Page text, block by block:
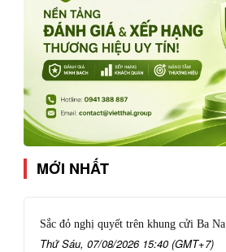
MỚI NHẤT
Sắc đỏ nghị quyết trên khung cửi Ba Na
Thứ Sáu, 07/08/2026 15:40 (GMT+7)